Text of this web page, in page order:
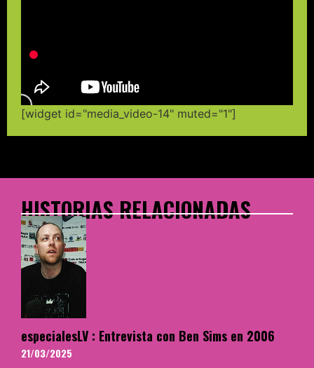
[widget id="media_video-14" muted="1"]
HISTORIAS RELACIONADAS
especialesLV : Entrevista con Ben Sims en 2006
21/03/2025